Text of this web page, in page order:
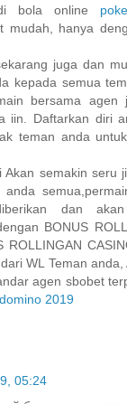
bola online
mudah, hanya
juga dan
kepada semua
bersama agen
iin. Daftarkan diri
teman anda
Akan semakin seru
anda
dan
BONUS
ROLLINGAN
WL Teman
agen sbobet
2019
05:24